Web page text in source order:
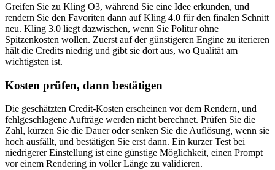
Greifen Sie zu Kling O3, während Sie eine Idee erkunden, und
rendern Sie den Favoriten dann auf Kling 4.0 für den finalen Schnitt
neu. Kling 3.0 liegt dazwischen, wenn Sie Politur ohne
Spitzenkosten wollen. Zuerst auf der günstigeren Engine zu iterieren
hält die Credits niedrig und gibt sie dort aus, wo Qualität am
wichtigsten ist.
Kosten prüfen, dann bestätigen
Die geschätzten Credit-Kosten erscheinen vor dem Rendern, und
fehlgeschlagene Aufträge werden nicht berechnet. Prüfen Sie die
Zahl, kürzen Sie die Dauer oder senken Sie die Auflösung, wenn sie
hoch ausfällt, und bestätigen Sie erst dann. Ein kurzer Test bei
niedrigerer Einstellung ist eine günstige Möglichkeit, einen Prompt
vor einem Rendering in voller Länge zu validieren.